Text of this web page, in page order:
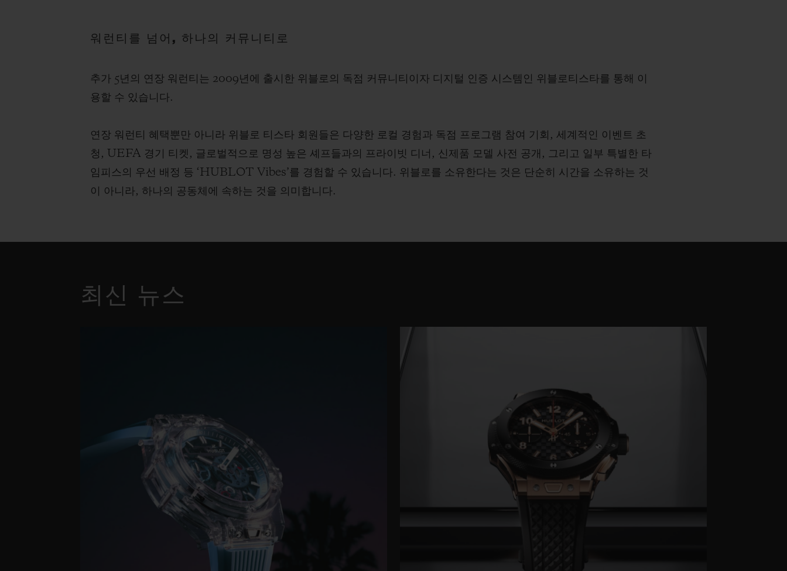
워런티를 넘어, 하나의 커뮤니티로
추가 5년의 연장 워런티는 2009년에 출시한 위블로의 독점 커뮤니티이자 디지털 인증 시스템인 위블로티스타를 통해 이
용할 수 있습니다.
연장 워런티 혜택뿐만 아니라 위블로 티스타 회원들은 다양한 로컬 경험과 독점 프로그램 참여 기회, 세계적인 이벤트 초
청, UEFA 경기 티켓, 글로벌적으로 명성 높은 셰프들과의 프라이빗 디너, 신제품 모델 사전 공개, 그리고 일부 특별한 타
임피스의 우선 배정 등 ‘HUBLOT Vibes’를 경험할 수 있습니다. 위블로를 소유한다는 것은 단순히 시간을 소유하는 것
이 아니라, 하나의 공동체에 속하는 것을 의미합니다.
최신 뉴스